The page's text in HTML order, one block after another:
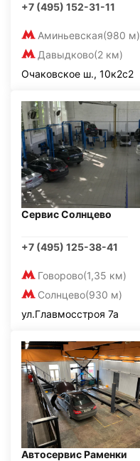
+7 (495) 152-31-11
Аминьевская(980 м)
Давыдково(2 км)
Очаковское ш., 10к2с2
Сервис Солнцево
+7 (495) 125-38-41
Говорово(1,35 км)
Солнцево(930 м)
ул.Главмосстроя 7а
Автосервис Раменки